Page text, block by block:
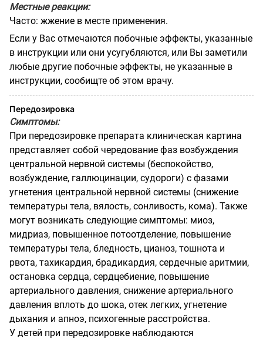
Местные реакции:
Часто: жжение в месте применения.
Если у Вас отмечаются побочные эффекты, указанные
в инструкции или они усугубляются, или Вы заметили
любые другие побочные эффекты, не указанные в
инструкции, сообищте об этом врачу.
Передозировка
Симптомы:
При передозировке препарата клиническая картина
представляет собой чередование фаз возбуждения
центральной нервной системы (беспокойство,
возбуждение, галлюцинации, судороги) с фазами
угнетения центральной нервной системы (снижение
температуры тела, вялость, сонливость, кома). Также
могут возникать следующие симптомы: миоз,
мидриаз, повышенное потоотделение, повышение
температуры тела, бледность, цианоз, тошнота и
рвота, тахикардия, брадикардия, сердечные аритмии,
остановка сердца, сердцебиение, повышение
артериального давления, снижение артериального
давления вплоть до шока, отек легких, угнетение
дыхания и апноэ, психогенные расстройства.
У детей при передозировке наблюдаются